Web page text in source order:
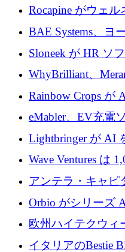
ラットフォームの
Rocapine がウェ
オを拡大するため
ルを調達
BAE Systems、ヨ
アップの規模拡大
ユーロの支援を開
Sloneek が HR ソ
トに変えるために
WhyBrilliant、
人マッチングを拡
Rainbow Crops が
アリングを拡張す
eMabler、EV充電
ユーロを確保
Lightbringer が AI
拡大するために
Wave Ventures は
者補助金で 10 周
アンテラ・キャピ
アグリテクノロジ
するファンド III
に到達
Orbio がシリーズ
AI 労働力管理を世
欧州ハイテクウィ
取引と5月のハイ
イタリアのBestie